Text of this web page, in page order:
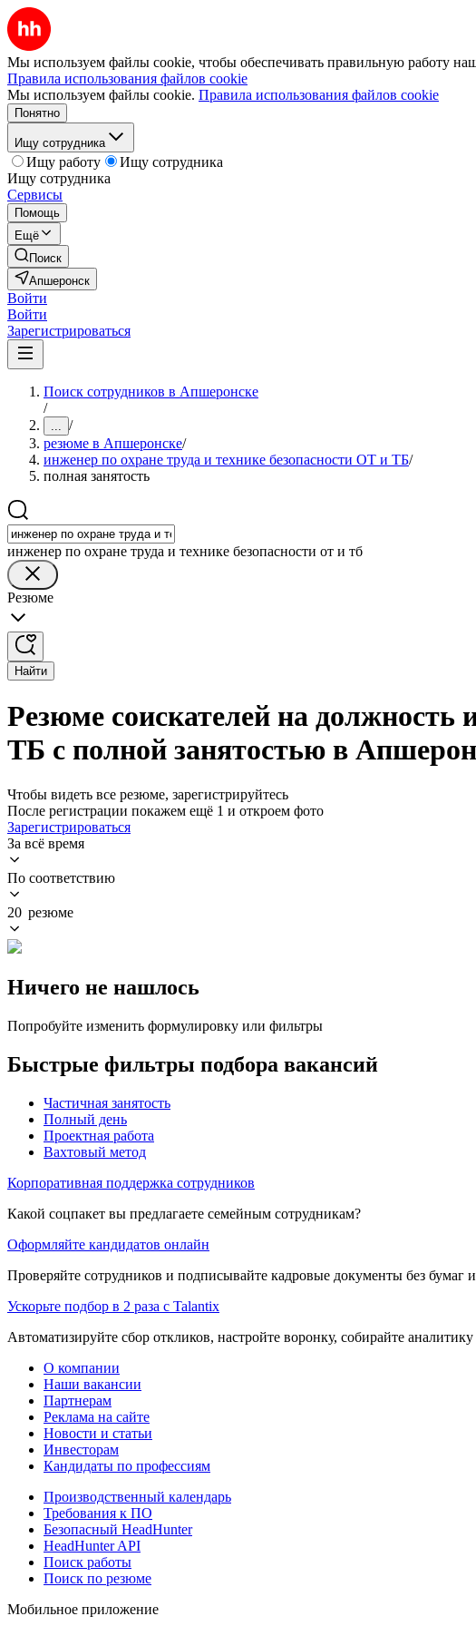
Мы используем файлы cookie, чтобы обеспечивать правильную работу
Правила использования файлов cookie
Мы используем файлы cookie. Правила использования файлов cookie
Понятно
Ищу сотрудника
Ищу работу
Ищу сотрудника
Ищу сотрудника
Сервисы
Помощь
Ещё
Поиск
Апшеронск
Войти
Войти
Зарегистрироваться
Поиск сотрудников в Апшеронске
/
... /
резюме в Апшеронске/
инженер по охране труда и технике безопасности ОТ и ТБ/
полная занятость
инженер по охране труда и технике безопасности от и тб
Резюме
Найти
Резюме соискателей на должность
ТБ с полной занятостью в
Чтобы видеть все резюме, зарегистрируйтесь
После регистрации покажем ещё 1 и откроем фото
Зарегистрироваться
За всё время
По соответствию
20 резюме
Ничего не нашлось
Попробуйте изменить формулировку или фильтры
Быстрые фильтры подбора вакансий
Частичная занятость
Полный день
Проектная работа
Вахтовый метод
Корпоративная поддержка сотрудников
Какой соцпакет вы предлагаете семейным сотрудникам?
Оформляйте кандидатов онлайн
Проверяйте сотрудников и подписывайте кадровые документы без бумаг
Ускорьте подбор в 2 раза с Talantix
Автоматизируйте сбор откликов, настройте воронку, собирайте
О компании
Наши вакансии
Партнерам
Реклама на сайте
Новости и статьи
Инвесторам
Кандидаты по профессиям
Производственный календарь
Требования к ПО
Безопасный HeadHunter
HeadHunter API
Поиск работы
Поиск по резюме
Мобильное приложение